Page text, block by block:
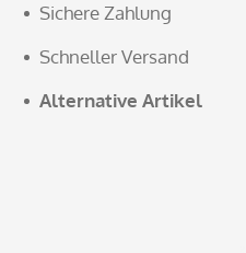
Sichere Zahlung
Schneller Versand
Alternative Artikel